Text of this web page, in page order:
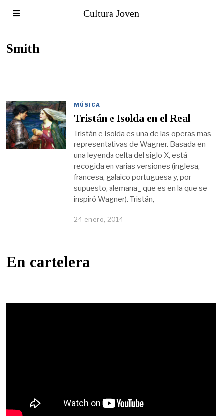
Cultura Joven
Smith
MÚSICA
Tristán e Isolda en el Real
Tristán e Isolda es una de las operas mas
representativas de Wagner. Basada en
una leyenda celta del siglo X, está
recogida en varias versiones (inglesa,
francesa, galaico portuguesa y, por
supuesto, alemana_ que es en la que se
inspiró Wagner). Tristán,
24 enero, 2014
En cartelera